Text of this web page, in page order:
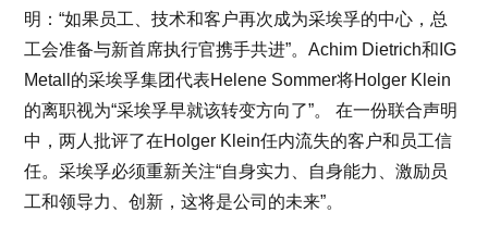
明：“如果员工、技术和客户再次成为采埃孚的中心，总
工会准备与新首席执行官携手共进”。Achim Dietrich和IG
Metall的采埃孚集团代表Helene Sommer将Holger Klein
的离职视为“采埃孚早就该转变方向了”。 在一份联合声明
中，两人批评了在Holger Klein任内流失的客户和员工信
任。采埃孚必须重新关注“自身实力、自身能力、激励员
工和领导力、创新，这将是公司的未来”。